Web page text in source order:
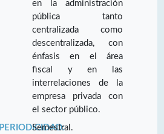
en la administración
pública tanto
centralizada como
descentralizada, con
énfasis en el área
fiscal y en las
interrelaciones de la
empresa privada con
el sector público.
PERIODICIDAD:
Semestral.